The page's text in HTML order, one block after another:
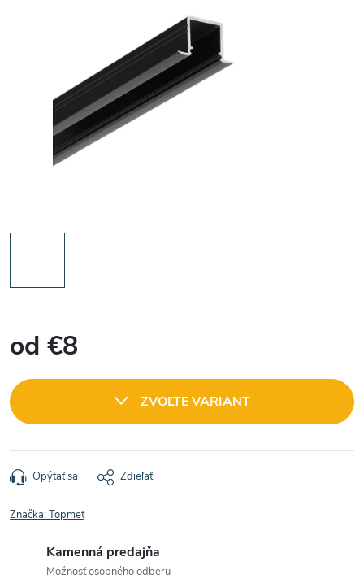
od €8
cena:
ZVOĽTE VARIANT
Opýtať sa Zdieľať
Značka:Topmet
Kamenná predajňa
Možnosť osobného odberu